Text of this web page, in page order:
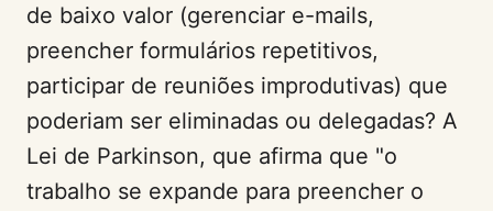
de baixo valor (gerenciar e-mails,
preencher formulários repetitivos,
participar de reuniões improdutivas) que
poderiam ser eliminadas ou delegadas? A
Lei de Parkinson, que afirma que "o
trabalho se expande para preencher o